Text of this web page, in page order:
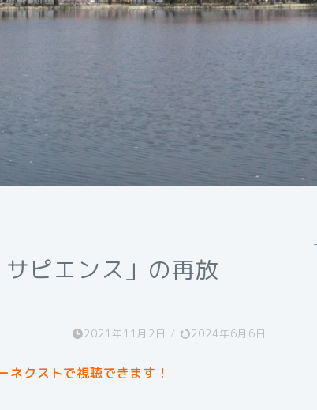
ピエンス」の再放
2021年11月2日 / 2024年6月6日
ネクストで視聴できます！